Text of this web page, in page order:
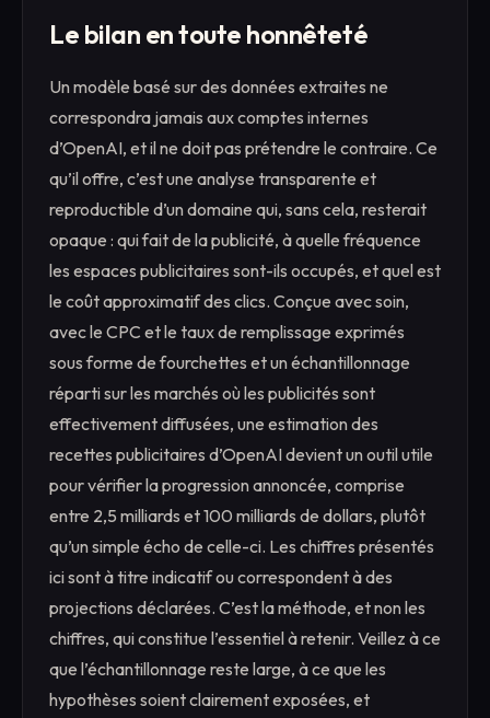
Le bilan en toute honnêteté
Un modèle basé sur des données extraites ne
correspondra jamais aux comptes internes
d’OpenAI, et il ne doit pas prétendre le contraire. Ce
qu’il offre, c’est une analyse transparente et
reproductible d’un domaine qui, sans cela, resterait
opaque : qui fait de la publicité, à quelle fréquence
les espaces publicitaires sont-ils occupés, et quel est
le coût approximatif des clics. Conçue avec soin,
avec le CPC et le taux de remplissage exprimés
sous forme de fourchettes et un échantillonnage
réparti sur les marchés où les publicités sont
effectivement diffusées, une estimation des
recettes publicitaires d’OpenAI devient un outil utile
pour vérifier la progression annoncée, comprise
entre 2,5 milliards et 100 milliards de dollars, plutôt
qu’un simple écho de celle-ci. Les chiffres présentés
ici sont à titre indicatif ou correspondent à des
projections déclarées. C’est la méthode, et non les
chiffres, qui constitue l’essentiel à retenir. Veillez à ce
que l’échantillonnage reste large, à ce que les
hypothèses soient clairement exposées, et